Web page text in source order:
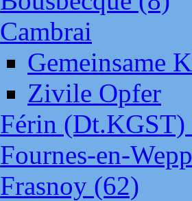
Cambrai
Gemeinsame
Zivile Opfer
Férin (Dt.KGST)
Fournes-en-
Frasnoy (62)